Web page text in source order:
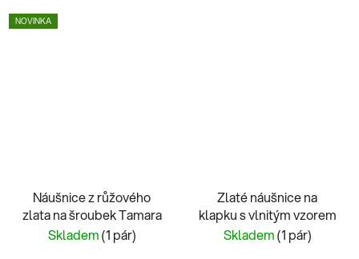
NOVINKA
Náušnice z růžového
zlata na šroubek Tamara
Skladem(1 pár)
Zlaté náušnice na
klapku s vlnitým vzorem
Skladem(1 pár)